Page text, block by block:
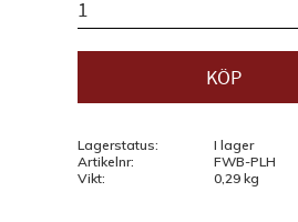
KÖP
Lagerstatus
I lager
Artikelnr
FWB-PLH
Vikt
0,29 kg